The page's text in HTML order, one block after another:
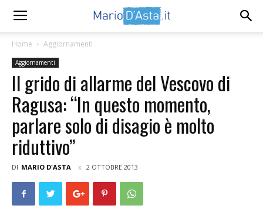
Home Aggiornamenti
Aggiornamenti
Il grido di allarme del Vescovo di
Ragusa: “In questo momento,
parlare solo di disagio è molto
riduttivo”
DI MARIO D'ASTA 2 OTTOBRE 2013